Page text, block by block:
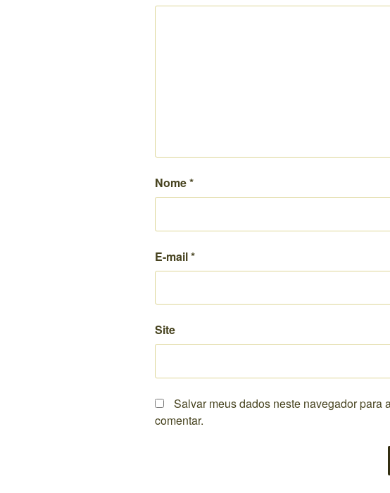
Nome*
E-mail*
Site
Salvar meus dados neste navegador para
comentar.